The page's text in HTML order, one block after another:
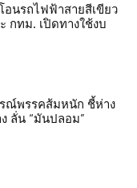
อนรถไฟฟ้าสายสีเขียว
กทม. เปิดทางใช้งบ
รณ์พรรคส้มหนัก ชี้ห่าง
ลั่น “มันปลอม”